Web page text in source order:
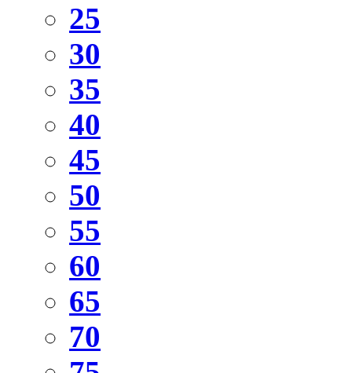
25
30
35
40
45
50
55
60
65
70